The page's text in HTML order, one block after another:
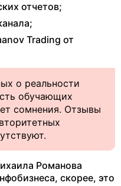
отчетов;
Trading от
о реальности
обучающих
сомнения. Отзывы
Романова
скорее, это